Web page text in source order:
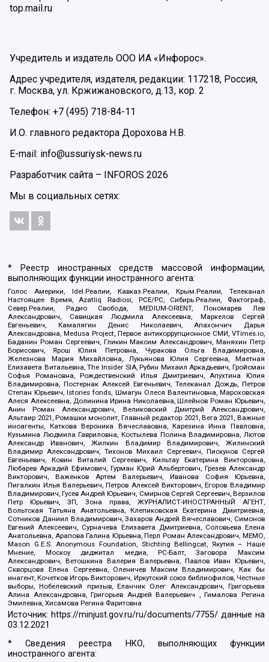
top.mail.ru
Учредитель и издатель ООО ИА «Инфорос».
Адрес учредителя, издателя, редакции: 117218, Россия,
г. Москва, ул. Кржижановского, д.13, кор. 2
Телефон: +7 (495) 718-84-11
И.О. главного редактора Дорохова Н.В.
E-mail: info@ussuriysk-news.ru
Разработчик сайта –
INFOROS 2026
Мы в социальных сетях:
* Реестр иностранных средств массовой информации,
выполняющих функции иностранного агента:
Голос Америки, Idel.Реалии, Кавказ.Реалии, Крым.Реалии, Телеканал
Настоящее Время, Azatliq Radiosi, PCE/PC, Сибирь.Реалии, Фактограф,
Север.Реалии, Радио Свобода, MEDIUM-ORIENT, Пономарев Лев
Александрович, Савицкая Людмила Алексеевна, Маркелов Сергей
Евгеньевич, Камалягин Денис Николаевич, Апахончич Дарья
Александровна, Medusa Project, Первое антикоррупционное СМИ, VTimes.io,
Баданин Роман Сергеевич, Гликин Максим Александрович, Маняхин Петр
Борисович, Ярош Юлия Петровна, Чуракова Ольга Владимировна,
Железнова Мария Михайловна, Лукьянова Юлия Сергеевна, Маетная
Елизавета Витальевна, The Insider SIA, Рубин Михаил Аркадьевич, Гройсман
Софья Романовна, Рождественский Илья Дмитриевич, Апухтина Юлия
Владимировна, Постернак Алексей Евгеньевич, Телеканал Дождь, Петров
Степан Юрьевич, Istories fonds, Шмагун Олеся Валентиновна, Мароховская
Алеся Алексеевна, Долинина Ирина Николаевна, Шлейнов Роман Юрьевич,
Анин Роман Александрович, Великовский Дмитрий Александрович,
Альтаир 2021, Ромашки монолит, Главный редактор 2021, Вега 2021, Важные
иноагенты, Каткова Вероника Вячеславовна, Карезина Инна Павловна,
Кузьмина Людмила Гавриловна, Костылева Полина Владимировна, Лютов
Александр Иванович, Жилкин Владимир Владимирович, Жилинский
Владимир Александрович, Тихонов Михаил Сергеевич, Пискунов Сергей
Евгеньевич, Ковин Виталий Сергеевич, Кильтау Екатерина Викторовна,
Любарев Аркадий Ефимович, Гурман Юрий Альбертович, Грезев Александр
Викторович, Важенков Артем Валерьевич, Иванова София Юрьевна,
Пигалкин Илья Валерьевич, Петров Алексей Викторович, Егоров Владимир
Владимирович, Гусев Андрей Юрьевич, Смирнов Сергей Сергеевич, Верзилов
Петр Юрьевич, ЗП, Зона права, ЖУРНАЛИСТ-ИНОСТРАННЫЙ АГЕНТ,
Вольтская Татьяна Анатольевна, Клепиковская Екатерина Дмитриевна,
Сотников Даниил Владимирович, Захаров Андрей Вячеславович, Симонов
Евгений Алексеевич, Сурначева Елизавета Дмитриевна, Соловьева Елена
Анатольевна, Арапова Галина Юрьевна, Перл Роман Александрович, МЕМО,
Mason G.E.S. Anonymous Foundation, Stichting Bellingcat, Якутия – Наше
Мнение, Москоу диджитал медиа, РС-Балт, Заговора Максим
Александрович, Ветошкина Валерия Валерьевна, Павлов Иван Юрьевич,
Скворцова Елена Сергеевна, Оленичев Максим Владимирович, Как бы
инагент, Кочетков Игорь Викторович, Иркутский союз библиофилов, Честные
выборы, Нобелевский призыв, Еланчик Олег Александрович, Григорьева
Алина Александровна, Григорьев Андрей Валерьевич , Гималова Регина
Эмилевна, Хисамова Регина Фаритовна
Источник: https://minjust.gov.ru/ru/documents/7755/ данные на
03.12.2021
* Сведения реестра НКО, выполняющих функции
иностранного агента: